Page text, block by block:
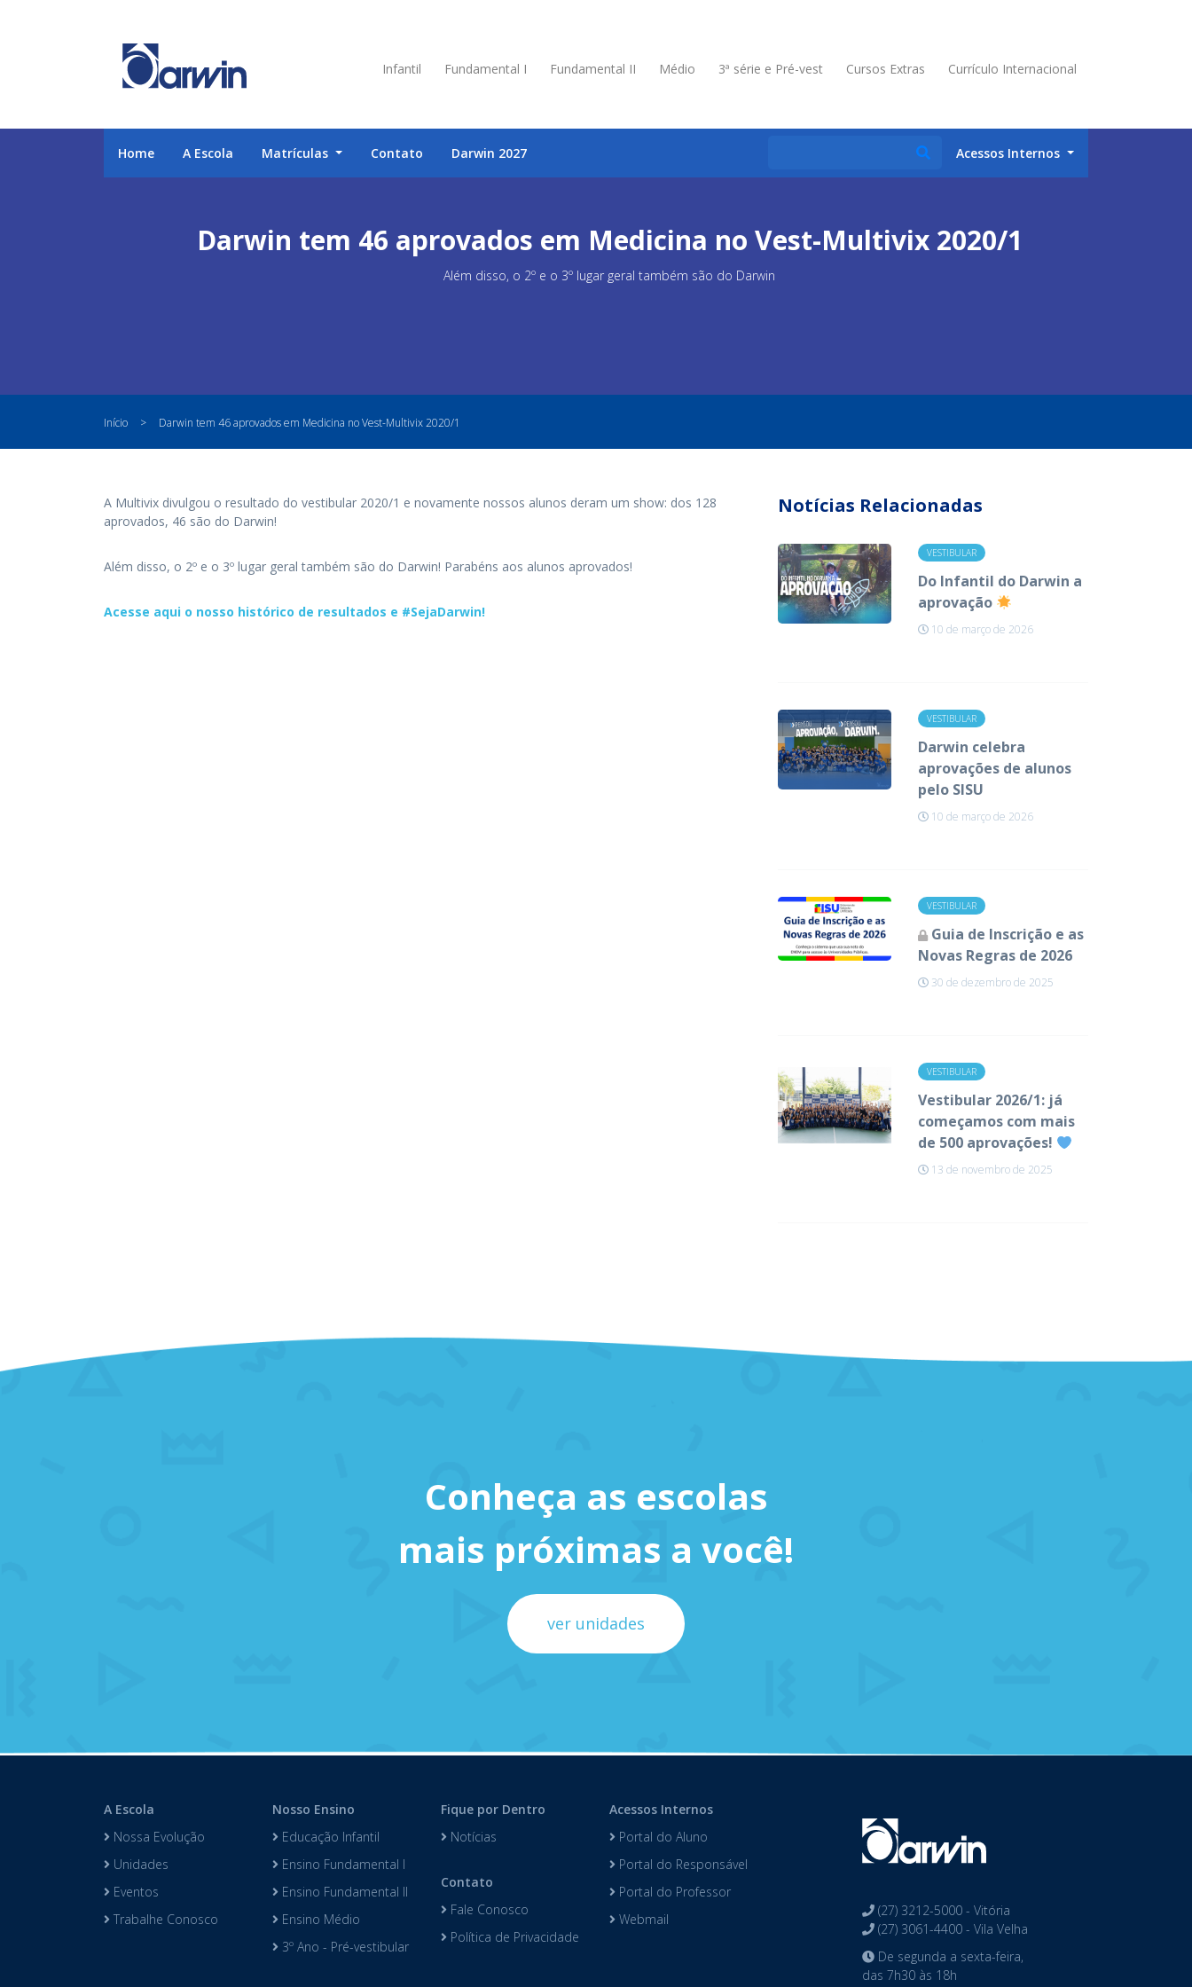
Infantil Fundamental I Fundamental II Médio 3ª série e Pré-vest Cursos Extras Currículo Internacional
Home A Escola Matrículas Contato Darwin 2027 Acessos Internos
Darwin tem 46 aprovados em Medicina no Vest-Multivix 2020/1
Além disso, o 2º e o 3º lugar geral também são do Darwin
Início > Darwin tem 46 aprovados em Medicina no Vest-Multivix 2020/1
A Multivix divulgou o resultado do vestibular 2020/1 e novamente nossos alunos deram um show: dos 128
aprovados, 46 são do Darwin!
Além disso, o 2º e o 3º lugar geral também são do Darwin! Parabéns aos alunos aprovados!
Acesse aqui o nosso histórico de resultados e #SejaDarwin!
Notícias Relacionadas
VESTIBULAR
Do Infantil do Darwin a
aprovação
10 de março de 2026
VESTIBULAR
Darwin celebra
aprovações de alunos
pelo SISU
10 de março de 2026
VESTIBULAR
Guia de Inscrição e as
Novas Regras de 2026
30 de dezembro de 2025
VESTIBULAR
Vestibular 2026/1: já
começamos com mais
de 500 aprovações!
13 de novembro de 2025
Conheça as escolas
mais próximas a você!
ver unidades
A Escola
Nossa Evolução
Unidades
Eventos
Trabalhe Conosco
Nosso Ensino
Educação Infantil
Ensino Fundamental I
Ensino Fundamental II
Ensino Médio
3º Ano - Pré-vestibular
Fique por Dentro
Notícias
Contato
Fale Conosco
Política de Privacidade
Acessos Internos
Portal do Aluno
Portal do Responsável
Portal do Professor
Webmail
(27) 3212-5000 - Vitória
(27) 3061-4400 - Vila Velha
De segunda a sexta-feira,
das 7h30 às 18h